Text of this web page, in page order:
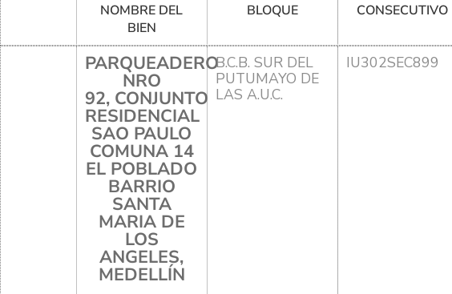
NOMBRE DEL
BIEN
BLOQUE CONSECUTIVO
PARQUEADERO
NRO
92, CONJUNTO
RESIDENCIAL
SAO PAULO
COMUNA 14
EL POBLADO
BARRIO
SANTA
MARIA DE
LOS
ANGELES,
MEDELLÍN
B.C.B. SUR DEL
PUTUMAYO DE
LAS A.U.C.
IU302SEC899